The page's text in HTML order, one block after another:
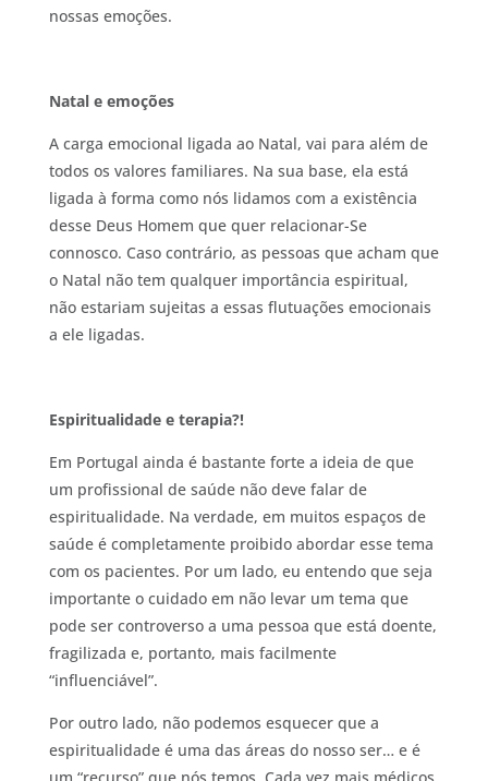
nossas emoções.
Natal e emoções
A carga emocional ligada ao Natal, vai para além de
todos os valores familiares. Na sua base, ela está
ligada à forma como nós lidamos com a existência
desse Deus Homem que quer relacionar-Se
connosco. Caso contrário, as pessoas que acham que
o Natal não tem qualquer importância espiritual,
não estariam sujeitas a essas flutuações emocionais
a ele ligadas.
Espiritualidade e terapia?!
Em Portugal ainda é bastante forte a ideia de que
um profissional de saúde não deve falar de
espiritualidade. Na verdade, em muitos espaços de
saúde é completamente proibido abordar esse tema
com os pacientes. Por um lado, eu entendo que seja
importante o cuidado em não levar um tema que
pode ser controverso a uma pessoa que está doente,
fragilizada e, portanto, mais facilmente
“influenciável”.
Por outro lado, não podemos esquecer que a
espiritualidade é uma das áreas do nosso ser… e é